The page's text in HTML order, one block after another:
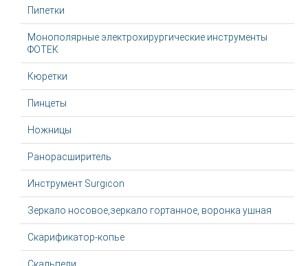
Пипетки
Монополярные электрохирургические инструменты
ФОТЕК
Кюретки
Пинцеты
Ножницы
Ранорасширитель
Инструмент Surgicon
Зеркало носовое,зеркало гортанное, воронка ушная
Скарификатор-копье